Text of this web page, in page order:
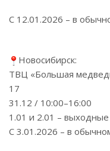
С 12.01.2026 – в
Новосибирск:
ТВЦ «Большая
17
31.12 / 10:00–16:00
1.01 и 2.01 –
С 3.01.2026 – в